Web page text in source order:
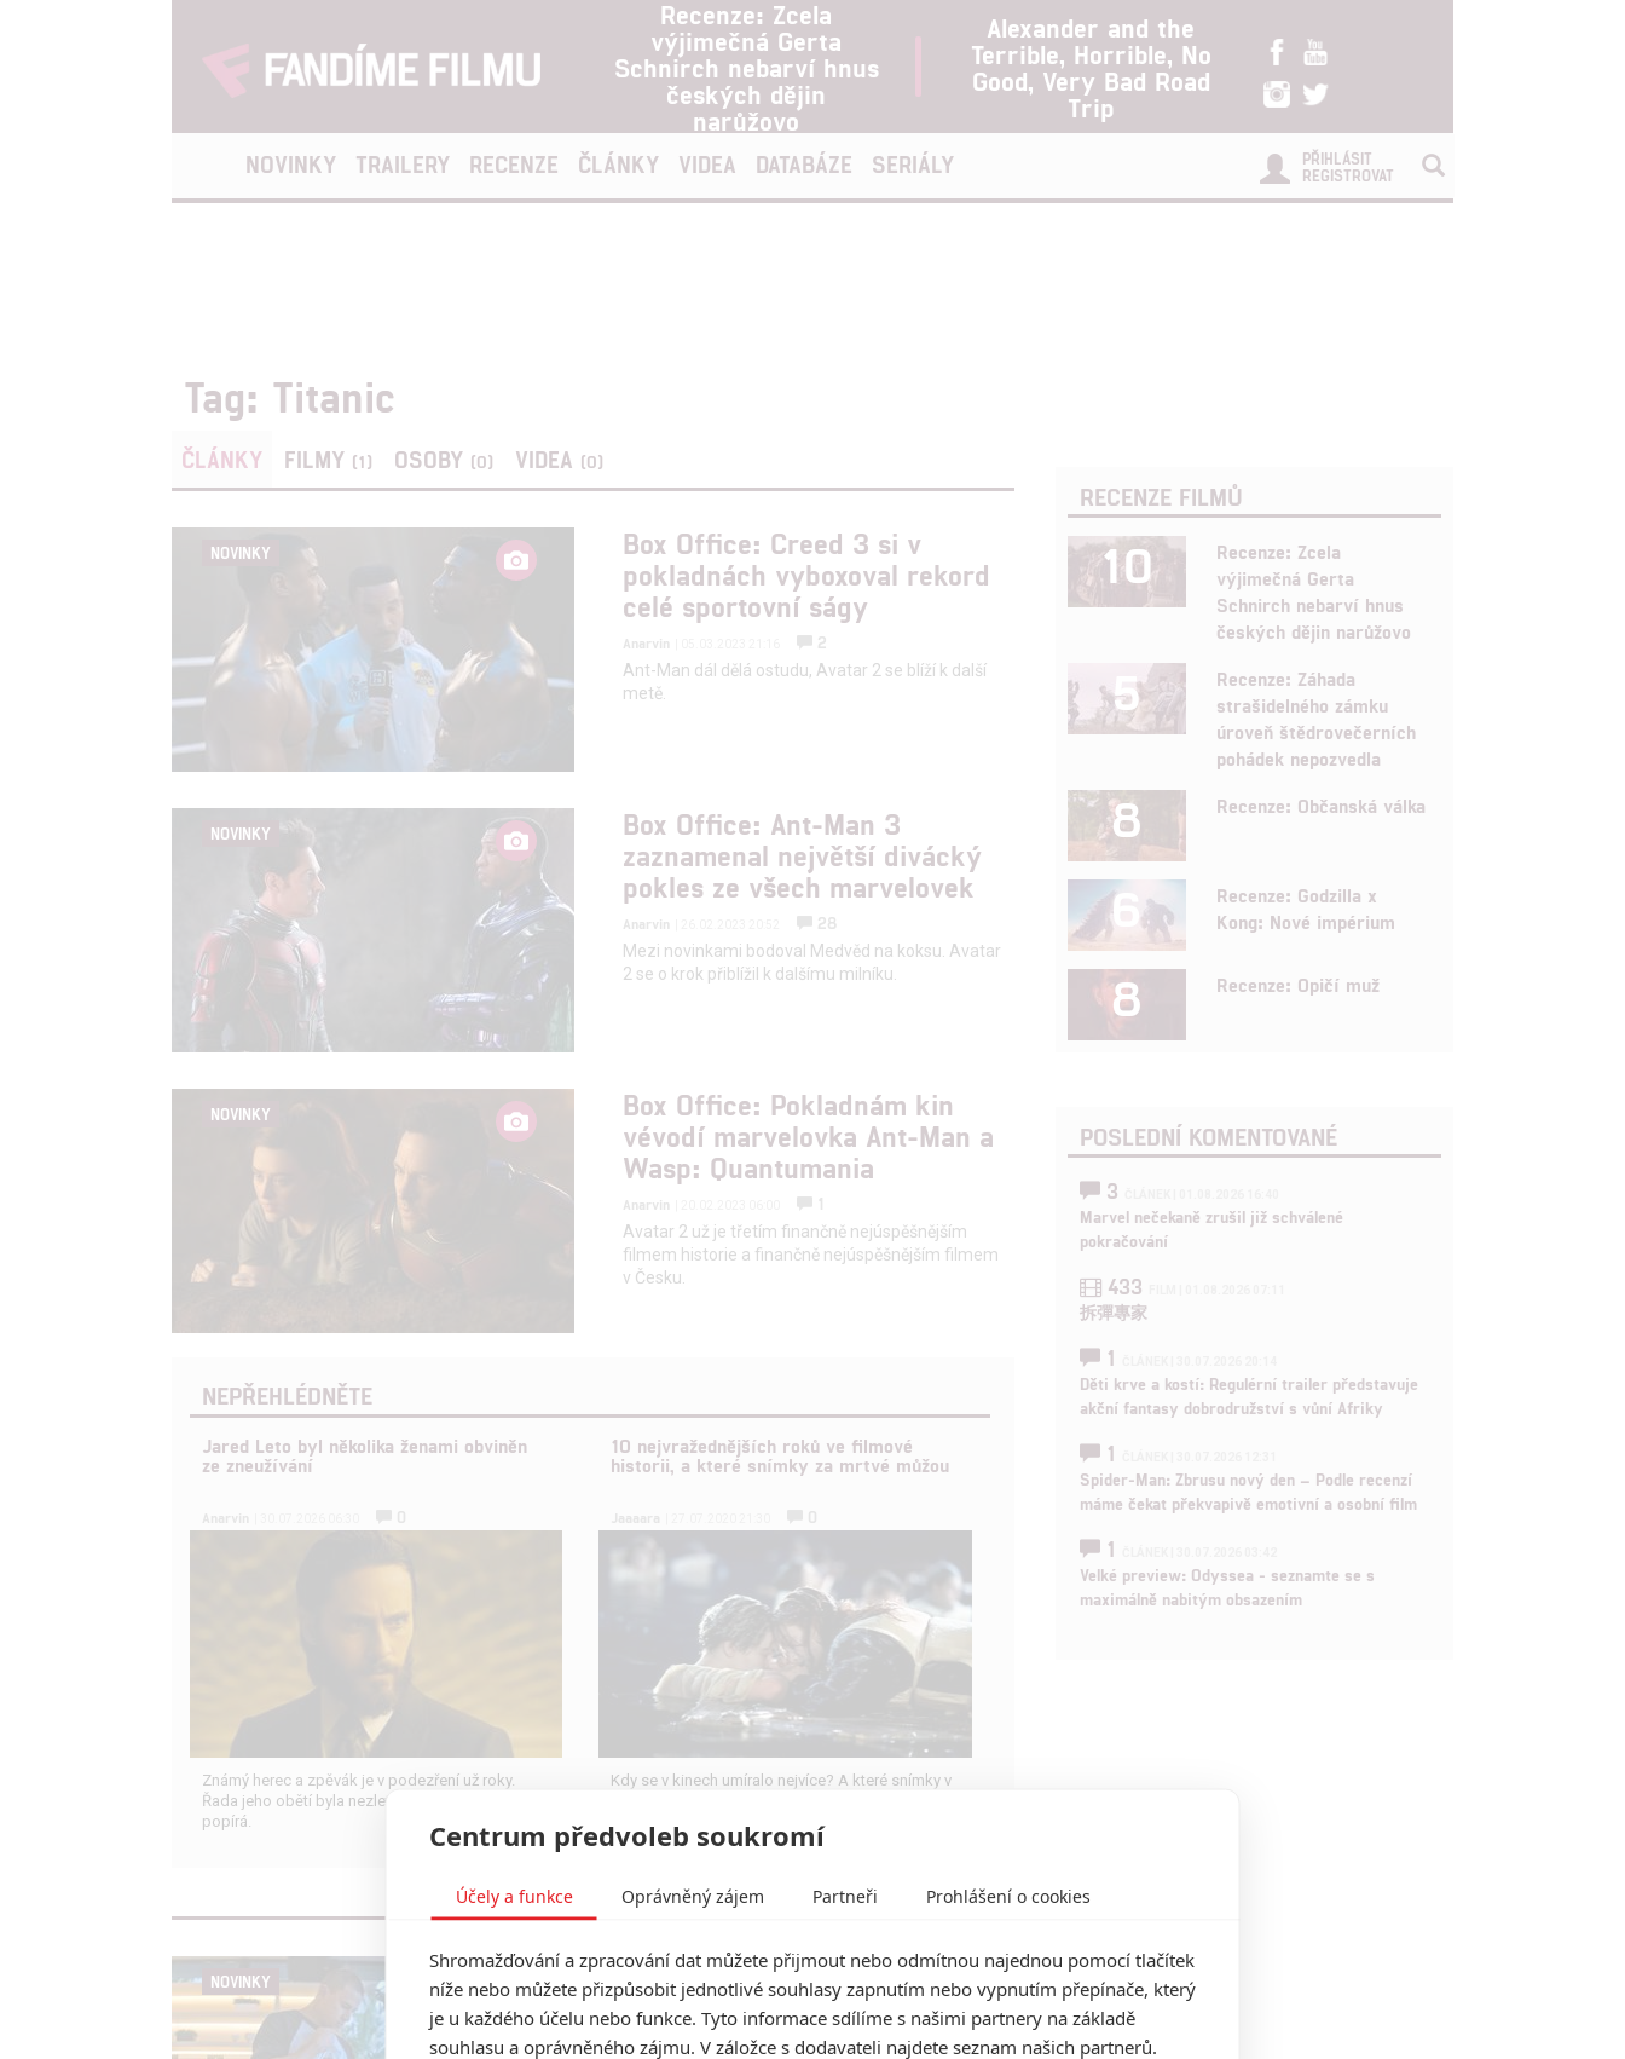
Recenze: Zcela
výjimečná Gerta
Schnirch nebarví hnus
českých dějin
narůžovo
Alexander and the
Terrible, Horrible, No
Good, Very Bad Road
Trip
NOVINKY TRAILERY RECENZE ČLÁNKY VIDEA DATABÁZE SERIÁLY
PŘIHLÁSIT
REGISTROVAT
Tag: Titanic
ČLÁNKY FILMY (1) OSOBY (0) VIDEA (0)
NOVINKY
Box Office: Creed 3 si v
pokladnách vyboxoval rekord
celé sportovní ságy
Anarvin
2
Ant-Man dál dělá ostudu, Avatar 2 se blíží k další
metě.
NOVINKY
Box Office: Ant-Man 3
zaznamenal největší divácký
pokles ze všech marvelovek
Anarvin
28
Mezi novinkami bodoval Medvěd na koksu. Avatar
2 se o krok přiblížil k dalšímu milníku.
NOVINKY
Box Office: Pokladnám kin
vévodí marvelovka Ant-Man a
Wasp: Quantumania
Anarvin
1
Avatar 2 už je třetím finančně nejúspěšnějším
filmem historie a finančně nejúspěšnějším filmem
v Česku.
NEPŘEHLÉDNĚTE
Jared Leto byl několika ženami obviněn
ze zneužívání
Známý herec a zpěvák je v podezření už roky.
Řada jeho obětí byla nezletilá. Leto obvinění
popírá.
10 nejvražednějších roků ve filmové
historii, a které snímky za mrtvé můžou
Kdy se v kinech umíralo nejvíce? A které snímky v
NOVINKY
Box Office: Kina ovládlo Bez
kalhot 3, Titanic ujíždí
Avatarovi
RECENZE FILMŮ
10
Recenze: Zcela
výjimečná Gerta
Schnirch nebarví hnus
českých dějin narůžovo
5
Recenze: Záhada
strašidelného zámku
úroveň štědrovečerních
pohádek nepozvedla
8 Recenze: Občanská válka
6
Recenze: Godzilla x
Kong: Nové impérium
8 Recenze: Opičí muž
POSLEDNÍ KOMENTOVANÉ
3
Marvel nečekaně zrušil již schválené
pokračování
433
拆彈專家
1
Děti krve a kostí: Regulérní trailer představuje
akční fantasy dobrodružství s vůní Afriky
1
Spider-Man: Zbrusu nový den – Podle recenzí
máme čekat překvapivě emotivní a osobní film
1
Velké preview: Odyssea - seznamte se s
maximálně nabitým obsazením
Centrum předvoleb soukromí
Účely a funkce Oprávněný zájem Partneři Prohlášení o cookies
Shromažďování a zpracování dat můžete přijmout nebo odmítnou najednou pomocí tlačítek
níže nebo můžete přizpůsobit jednotlivé souhlasy zapnutím nebo vypnutím přepínače, který
je u každého účelu nebo funkce. Tyto informace sdílíme s našimi partnery na základě
souhlasu a oprávněného zájmu. V záložce s dodavateli najdete seznam našich partnerů.